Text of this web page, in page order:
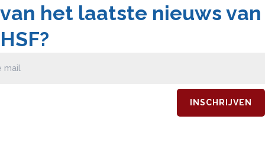
van het laatste nieuws van
HSF?
INSCHRIJVEN